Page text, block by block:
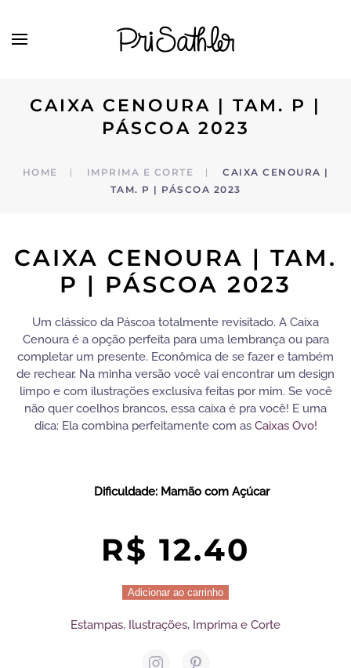
Skip to main content
CAIXA CENOURA | TAM. P |
PÁSCOA 2023
HOME IMPRIMA E CORTE
CAIXA CENOURA |
TAM. P | PÁSCOA 2023
CAIXA CENOURA | TAM.
P | PÁSCOA 2023
Um clássico da Páscoa totalmente revisitado. A Caixa
Cenoura é a opção perfeita para uma lembrança ou para
completar um presente. Econômica de se fazer e também
de rechear. Na minha versão você vai encontrar um design
limpo e com ilustrações exclusiva feitas por mim. Se você
não quer coelhos brancos, essa caixa é pra você! E uma
dica: Ela combina perfeitamente com as Caixas Ovo!
Dificuldade: Mamão com Açúcar
R$ 12.40
Adicionar ao carrinho
Estampas, Ilustrações, Imprima e Corte